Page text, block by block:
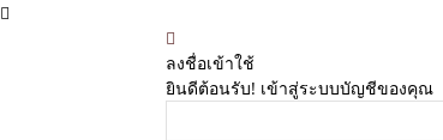
ลงชื่อเข้าใช้
ยินดีต้อนรับ! เข้าสู่ระบบบัญชีของคุณ